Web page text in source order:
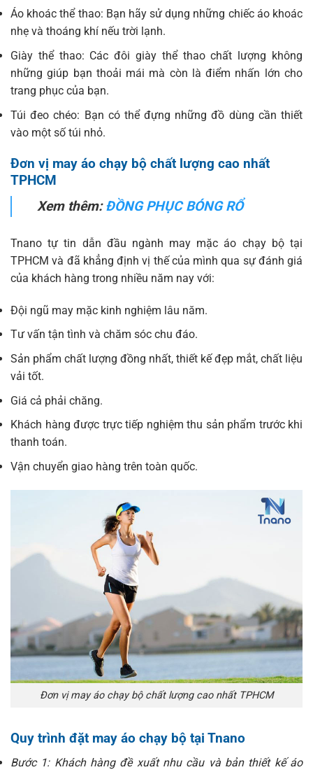
Áo khoác thể thao: Bạn hãy sử dụng những chiếc áo khoác
nhẹ và thoáng khí nếu trời lạnh.
Giày thể thao: Các đôi giày thể thao chất lượng không
những giúp bạn thoải mái mà còn là điểm nhấn lớn cho
trang phục của bạn.
Túi đeo chéo: Bạn có thể đựng những đồ dùng cần thiết
vào một số túi nhỏ.
Đơn vị may áo chạy bộ chất lượng cao nhất
TPHCM
Xem thêm:ĐỒNG PHỤC BÓNG RỔ
Tnano tự tin dẫn đầu ngành may mặc áo chạy bộ tại
TPHCM và đã khẳng định vị thế của mình qua sự đánh giá
của khách hàng trong nhiều năm nay với:
Đội ngũ may mặc kinh nghiệm lâu năm.
Tư vấn tận tình và chăm sóc chu đáo.
Sản phẩm chất lượng đồng nhất, thiết kế đẹp mắt, chất liệu
vải tốt.
Giá cả phải chăng.
Khách hàng được trực tiếp nghiệm thu sản phẩm trước khi
thanh toán.
Vận chuyển giao hàng trên toàn quốc.
Đơn vị may áo chạy bộ chất lượng cao nhất TPHCM
Quy trình đặt may áo chạy bộ tại Tnano
Bước 1: Khách hàng đề xuất nhu cầu và bản thiết kế áo